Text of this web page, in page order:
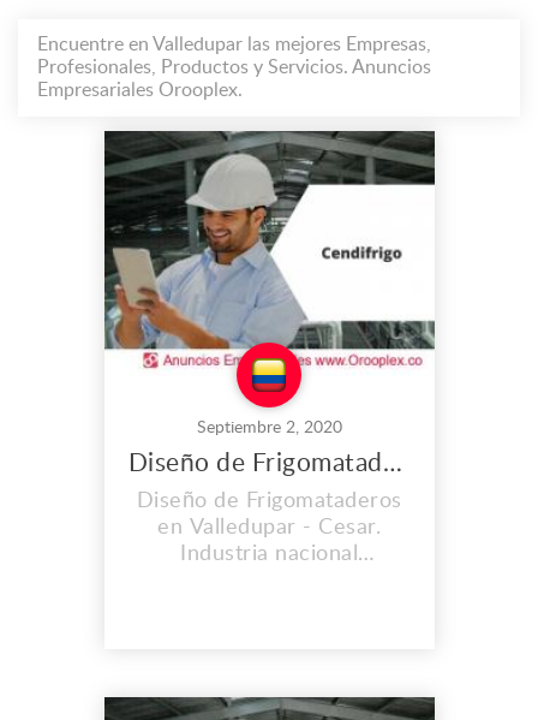
Encuentre en Valledupar las mejores Empresas,
Profesionales, Productos y Servicios. Anuncios
Empresariales Orooplex.
Septiembre 2, 2020
Diseño de Frigomataderos en Valledupar
Diseño de Frigomataderos
en Valledupar - Cesar.
Industria nacional
personalizadas de tipo